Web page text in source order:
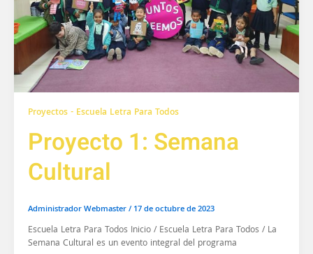
Proyectos - Escuela Letra Para Todos
Proyecto 1: Semana
Cultural
Administrador Webmaster/17 de octubre de 2023
Escuela Letra Para Todos Inicio / Escuela Letra Para Todos / La
Semana Cultural es un evento integral del programa